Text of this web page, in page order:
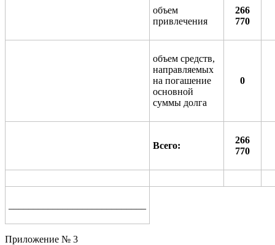
объем
привлечения
266
770
объем средств,
направляемых
на погашение
основной
суммы долга
0
Всего:
266
770
Приложение № 3